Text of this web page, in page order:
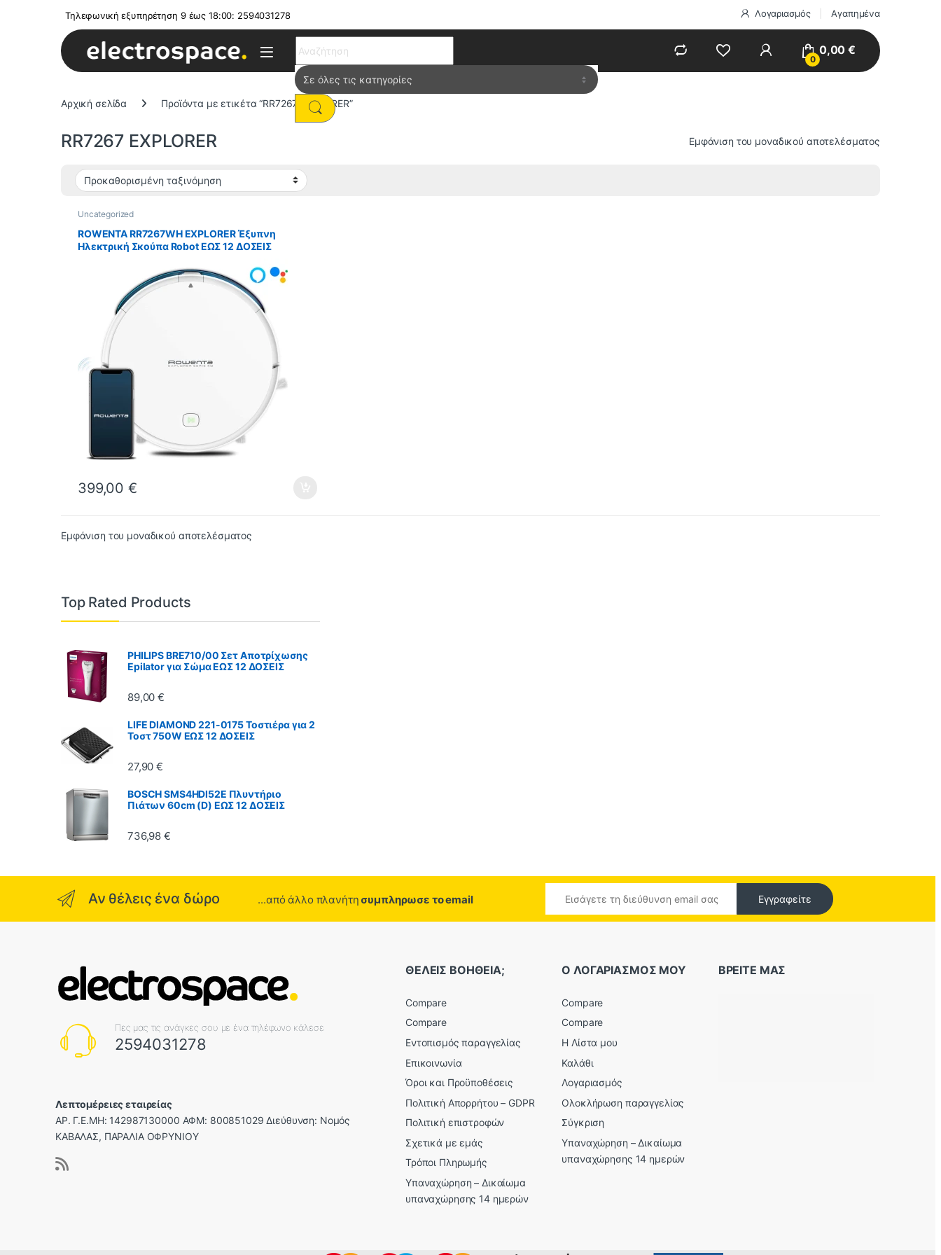
Τηλεφωνική εξυπηρέτηση 9 έως 18:00: 2594031278 Λογαριασμός Αγαπημένα
0
0,00€
Αρχική σελίδα Προϊόντα με ετικέτα “RR7267 EXPLORER”
RR7267 EXPLORER Εμφάνιση του μοναδικού αποτελέσματος
Uncategorized
ROWENTA RR7267WH EXPLORER Έξυπνη
Ηλεκτρική Σκούπα Robot ΕΩΣ 12 ΔΟΣΕΙΣ
399,00€
Εμφάνιση του μοναδικού αποτελέσματος
Top Rated Products
PHILIPS BRE710/00 Σετ Αποτρίχωσης
Epilator για Σώμα ΕΩΣ 12 ΔΟΣΕΙΣ
89,00€
LIFE DIAMOND 221-0175 Τοστιέρα για 2
Τοστ 750W ΕΩΣ 12 ΔΟΣΕΙΣ
27,90€
BOSCH SMS4HDI52E Πλυντήριο
Πιάτων 60cm (D) ΕΩΣ 12 ΔΟΣΕΙΣ
736,98€
Αν θέλεις ένα δώρο ...από άλλο πλανήτη συμπληρωσε το email Εγγραφείτε
Πες μας τις ανάγκες σου με ένα τηλέφωνο κάλεσε
2594031278
Λεπτομέρειες εταιρείας
ΑΡ. Γ.Ε.ΜΗ: 142987130000 ΑΦΜ: 800851029 Διεύθυνση: Νομός
ΚΑΒΑΛΑΣ, ΠΑΡΑΛΙΑ ΟΦΡΥΝΙΟΥ
ΘΕΛΕΙΣ ΒΟΗΘΕΙΑ;
Compare
Compare
Εντοπισμός παραγγελίας
Επικοινωνία
Όροι και Προϋποθέσεις
Πολιτική Απορρήτου – GDPR
Πολιτική επιστροφών
Σχετικά με εμάς
Τρόποι Πληρωμής
Υπαναχώρηση – Δικαίωμα
υπαναχώρησης 14 ημερών
Ο ΛΟΓΑΡΙΑΣΜΟΣ ΜΟΥ
Compare
Compare
Η Λίστα μου
Καλάθι
Λογαριασμός
Ολοκλήρωση παραγγελίας
Σύγκριση
Υπαναχώρηση – Δικαίωμα
υπαναχώρησης 14 ημερών
ΒΡΕΙΤΕ ΜΑΣ